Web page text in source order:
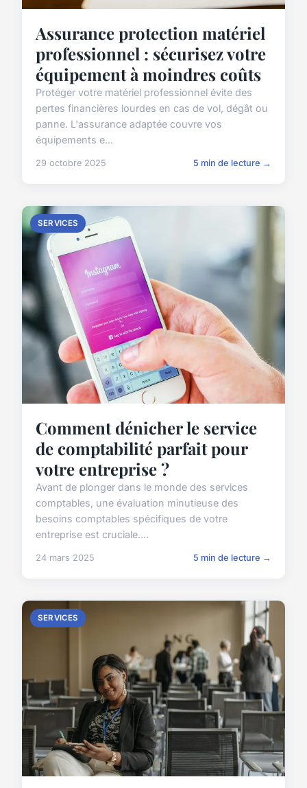
Assurance protection matériel
professionnel : sécurisez votre
équipement à moindres coûts
Protéger votre matériel professionnel évite des
pertes financières lourdes en cas de vol, dégât ou
panne. L'assurance adaptée couvre vos
équipements e...
29 octobre 2025 5 min de lecture →
SERVICES
Comment dénicher le service
de comptabilité parfait pour
votre entreprise ?
Avant de plonger dans le monde des services
comptables, une évaluation minutieuse des
besoins comptables spécifiques de votre
entreprise est cruciale....
24 mars 2025 5 min de lecture →
SERVICES